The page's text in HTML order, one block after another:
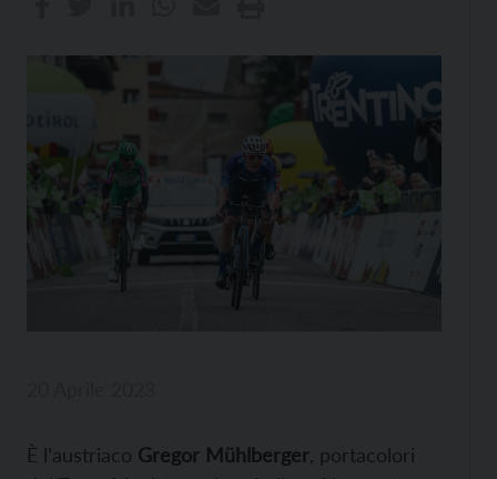
È l’austriaco Gregor Mühlberger , portacolori